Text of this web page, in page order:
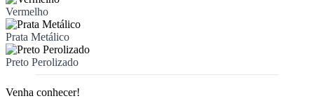
Vermelho
Prata Metálico
Preto Perolizado
Venha conhecer!